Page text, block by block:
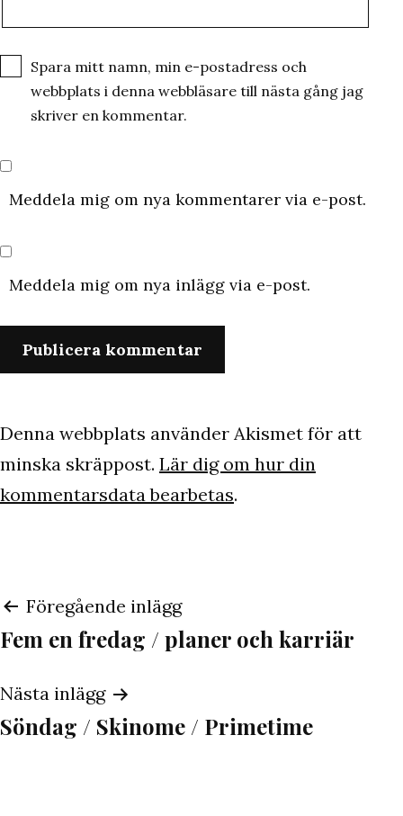
Spara mitt namn, min e-postadress och
webbplats i denna webbläsare till nästa gång jag
skriver en kommentar.
Meddela mig om nya kommentarer via e-post.
Meddela mig om nya inlägg via e-post.
Denna webbplats använder Akismet för att
minska skräppost. Lär dig om hur din
kommentarsdata bearbetas.
Inläggsnavigering
Föregående inlägg
Fem en fredag / planer och karriär
Nästa inlägg
Söndag / Skinome / Primetime